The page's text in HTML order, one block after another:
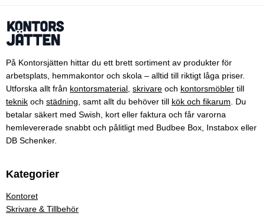
På Kontorsjätten hittar du ett brett sortiment av produkter för
arbetsplats, hemmakontor och skola – alltid till riktigt låga priser.
Utforska allt från kontorsmaterial skrivare och kontorsmöbler till
teknik och städning , samt allt du behöver till kök och fikarum . Du
betalar säkert med Swish, kort eller faktura och får varorna
hemlevererade snabbt och pålitligt med Budbee Box, Instabox eller
DB Schenker.
Kategorier
Kontoret
Skrivare & Tillbehör